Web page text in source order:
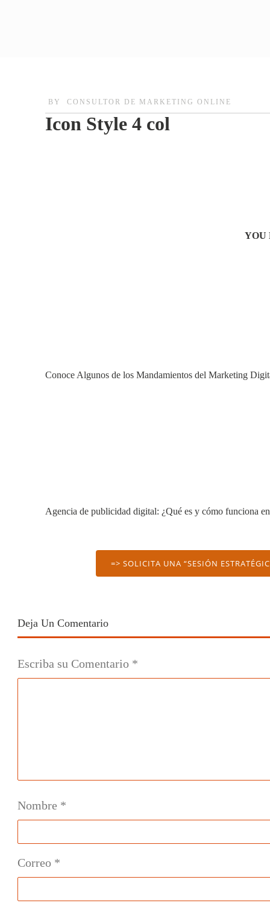
BY CONSULTOR DE MARKETING ONLINE
Icon Style 4 col
YOU
Conoce Algunos de los Mandamientos del Marketing
Agencia de publicidad digital: ¿Qué es y cómo funciona
=> SOLICITA UNA “SESIÓN
Deja Un Comentario
Escriba su Comentario *
Nombre *
Correo *